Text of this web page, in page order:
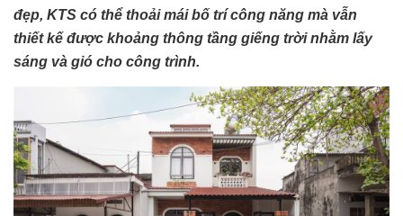
đẹp, KTS có thể thoải mái bố trí công năng mà vẫn
thiết kế được khoảng thông tầng giếng trời nhằm lấy
sáng và gió cho công trình.